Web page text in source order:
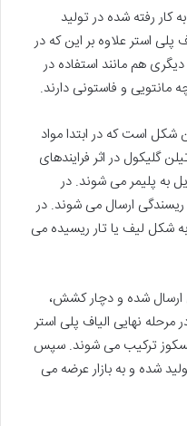
کار رفته شده در تولید
پلی استر علاوه بر این که در
هم مانند استفاده در
مانتویی و فاستونی دارند.
شکل است که در ابتدا مواد
گلیکول در اثر فرایندهای
به پلیمر می شوند. در
ارسال می شوند. در
شکل لیف یا تار ریسیده می
شده و دچار کشش،
نهایی الیاف پلی استر
ویسکوز ترکیب می شوند. سپس
شده و به بازار عرضه می